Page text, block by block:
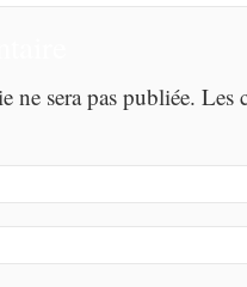
ne sera pas publiée.